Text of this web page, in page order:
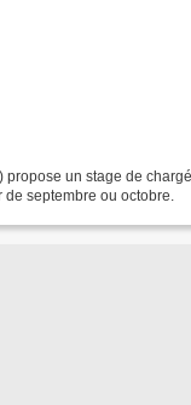
propose un stage de
septembre ou octobre.